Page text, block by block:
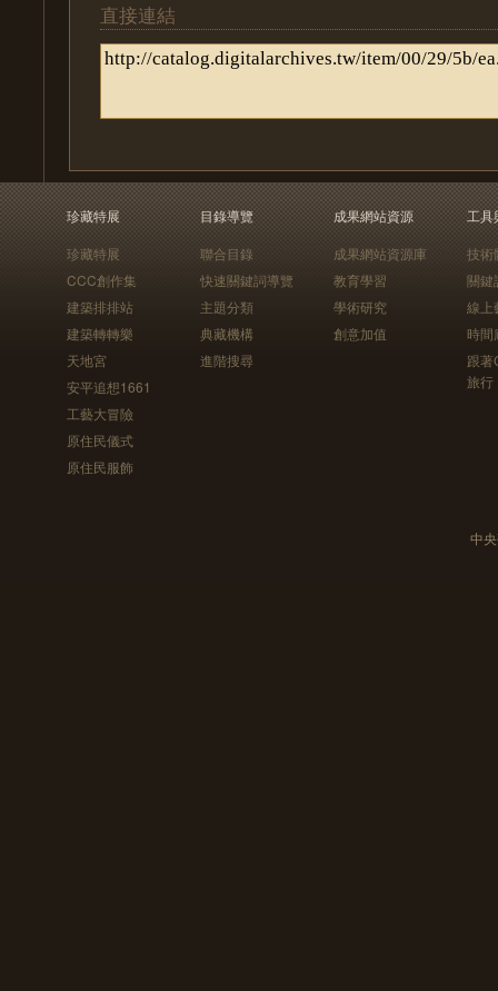
直接連結
珍藏特展
珍藏特展
CCC創作集
建築排排站
建築轉轉樂
天地宮
安平追想1661
工藝大冒險
原住民儀式
原住民服飾
目錄導覽
聯合目錄
快速關鍵詞導覽
主題分類
典藏機構
進階搜尋
成果網站資源
成果網站資源庫
教育學習
學術研究
創意加值
工具
技術
關鍵
線上
時間
跟
旅行
中